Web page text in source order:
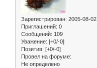
Зарегистрирован: 2005-08-02
Приглашений: 0
Сообщений: 109
Уважение: [+0/-0]
Позитив: [+0/-0]
Провел на форуме:
Не определено